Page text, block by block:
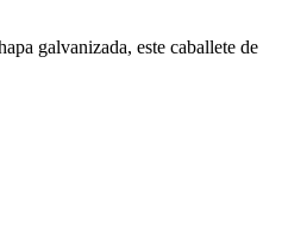
galvanizada, este caballete de